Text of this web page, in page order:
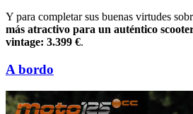
Y para completar sus buenas virtudes
más atractivo para un auténtico
vintage: 3.399 €.
A bordo